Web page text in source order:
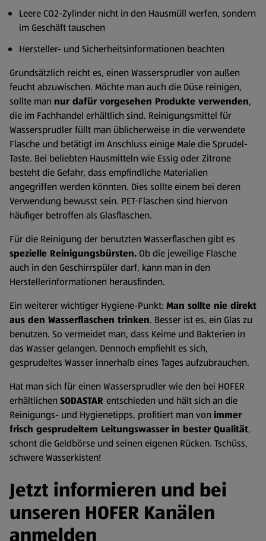
Leere CO2-Zylinder nicht in den Hausmüll werfen, sondern
im Geschäft tauschen
Hersteller- und Sicherheitsinformationen beachten
Grundsätzlich reicht es, einen Wassersprudler von außen
feucht abzuwischen. Möchte man auch die Düse reinigen,
sollte man nur dafür vorgesehen Produkte verwenden,
die im Fachhandel erhältlich sind. Reinigungsmittel für
Wassersprudler füllt man üblicherweise in die verwendete
Flasche und betätigt im Anschluss einige Male die Sprudel-
Taste. Bei beliebten Hausmitteln wie Essig oder Zitrone
besteht die Gefahr, dass empfindliche Materialien
angegriffen werden könnten. Dies sollte einem bei deren
Verwendung bewusst sein. PET-Flaschen sind hiervon
häufiger betroffen als Glasflaschen.
Für die Reinigung der benutzten Wasserflaschen gibt es
spezielle Reinigungsbürsten. Ob die jeweilige Flasche
auch in den Geschirrspüler darf, kann man in den
Herstellerinformationen herausfinden.
Ein weiterer wichtiger Hygiene-Punkt: Man sollte nie direkt
aus den Wasserflaschen trinken. Besser ist es, ein Glas zu
benutzen. So vermeidet man, dass Keime und Bakterien in
das Wasser gelangen. Dennoch empfiehlt es sich,
gesprudeltes Wasser innerhalb eines Tages aufzubrauchen.
Hat man sich für einen Wassersprudler wie den bei HOFER
erhältlichen SODASTAR entschieden und hält sich an die
Reinigungs- und Hygienetipps, profitiert man von immer
frisch gesprudeltem Leitungswasser in bester Qualität,
schont die Geldbörse und seinen eigenen Rücken. Tschüss,
schwere Wasserkisten!
Jetzt informieren und bei
unseren HOFER Kanälen
anmelden